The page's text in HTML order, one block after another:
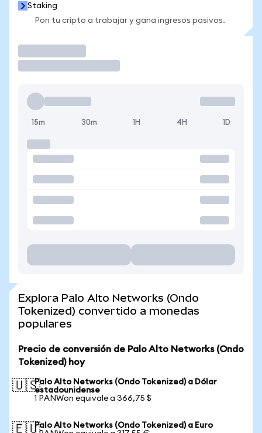
Staking
Pon tu cripto a trabajar y gana ingresos pasivos.
15m 30m 1H 4H 1D
Explora Palo Alto Networks (Ondo
Tokenized) convertido a monedas
populares
Precio de conversión de Palo Alto Networks (Ondo
Tokenized) hoy
🇺🇸Palo Alto Networks (Ondo Tokenized) a Dólar
estadounidense
1 PANWon equivale a 366,75 $
🇪🇺Palo Alto Networks (Ondo Tokenized) a Euro